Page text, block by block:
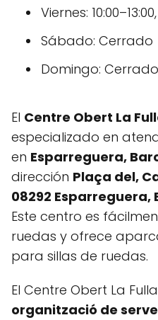
Viernes:
Sábado: Cerrado
Domingo: Cerrado
El Centre Obert La
especializado en
en Esparreguera,
dirección Plaça del,
08292 Esparreguera,
Este centro es
ruedas y ofrece
para sillas de ruedas.
El Centre Obert La
organització de